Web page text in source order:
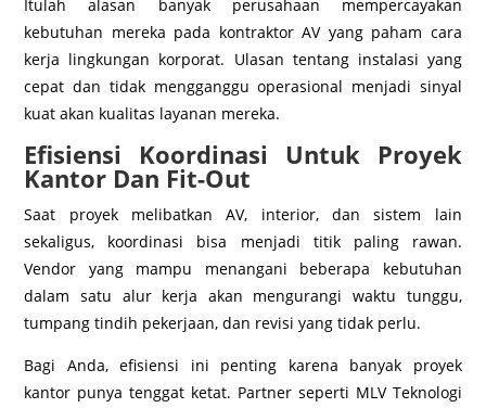
Itulah alasan banyak perusahaan mempercayakan
kebutuhan mereka pada kontraktor AV yang paham cara
kerja lingkungan korporat. Ulasan tentang instalasi yang
cepat dan tidak mengganggu operasional menjadi sinyal
kuat akan kualitas layanan mereka.
Efisiensi Koordinasi Untuk Proyek
Kantor Dan Fit-Out
Saat proyek melibatkan AV, interior, dan sistem lain
sekaligus, koordinasi bisa menjadi titik paling rawan.
Vendor yang mampu menangani beberapa kebutuhan
dalam satu alur kerja akan mengurangi waktu tunggu,
tumpang tindih pekerjaan, dan revisi yang tidak perlu.
Bagi Anda, efisiensi ini penting karena banyak proyek
kantor punya tenggat ketat. Partner seperti MLV Teknologi